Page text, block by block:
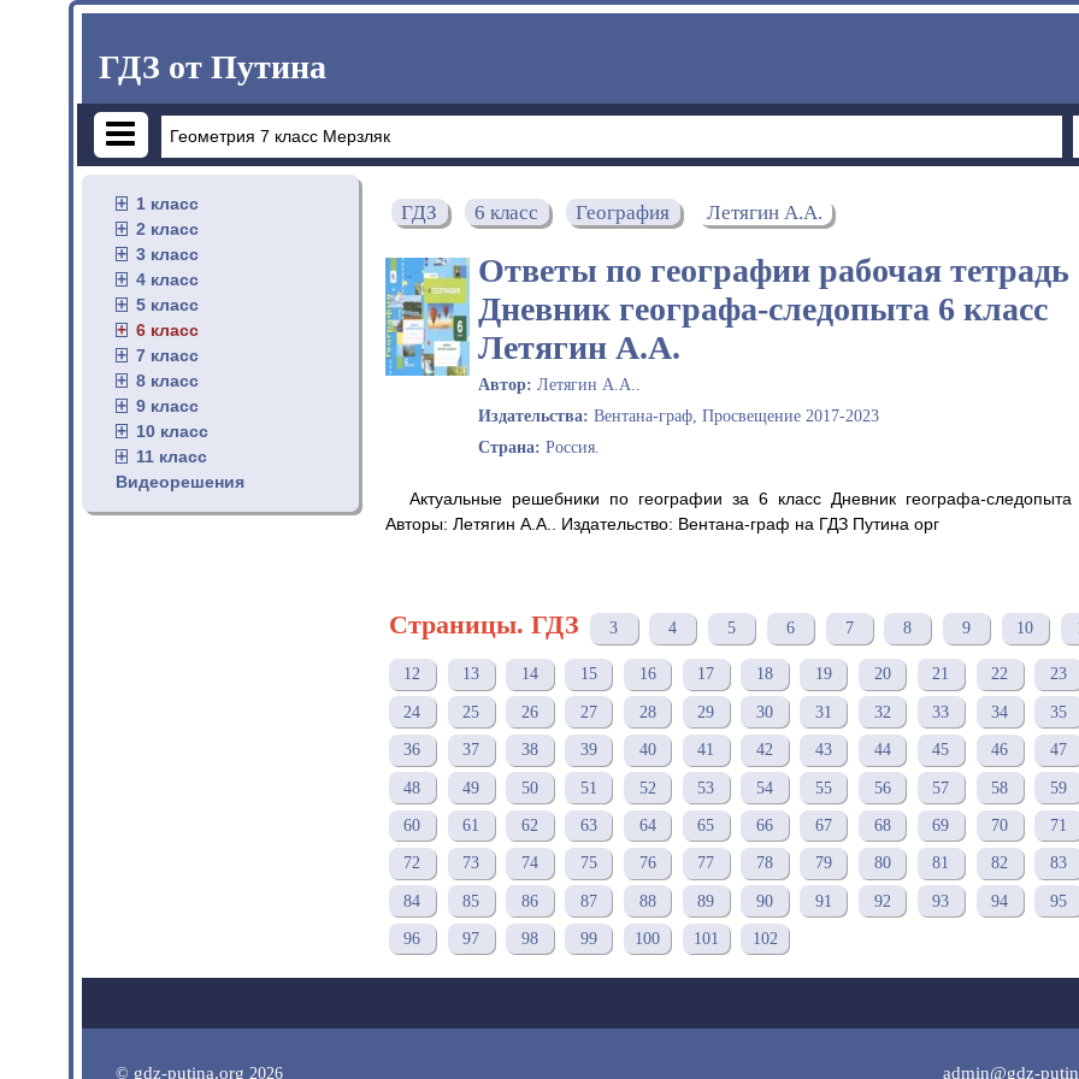
ГДЗ от Путина
1 класс
2 класс
3 класс
4 класс
5 класс
6 класс
7 класс
8 класс
9 класс
10 класс
11 класс
Видеорешения
ГДЗ 6 класс География Летягин А.А.
Ответы по географии рабочая тетрадь
Дневник географа-следопыта 6 класс
Летягин А.А.
Автор: Летягин А.А..
Издательства: Вентана-граф, Просвещение 2017-2023
Страна: Россия.
Актуальные решебники по географии за 6 класс Дневник географа-
Авторы: Летягин А.А.. Издательство: Вентана-граф на ГДЗ Путина орг
Страницы. ГДЗ 3 4 5 6 7 8 9 10
12 13 14 15 16 17 18 19 20 21 22 23
24 25 26 27 28 29 30 31 32 33 34 35
36 37 38 39 40 41 42 43 44 45 46 47
48 49 50 51 52 53 54 55 56 57 58 59
60 61 62 63 64 65 66 67 68 69 70 71
72 73 74 75 76 77 78 79 80 81 82 83
84 85 86 87 88 89 90 91 92 93 94 95
96 97 98 99 100 101 102
© gdz-putina.org 2026 admin@gdz-